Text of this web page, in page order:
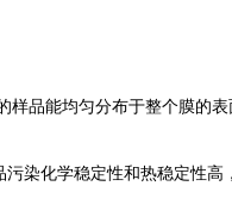
品能均匀分布于整个膜的
染化学稳定性和热稳定性